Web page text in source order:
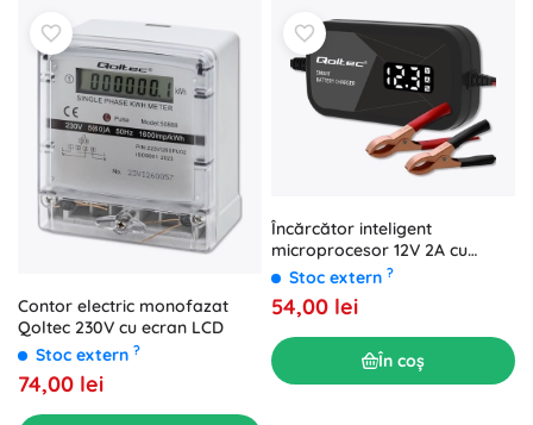
Contor electric monofazat
Qoltec 230V cu ecran LCD
Stoc extern ?
74,00 lei
Încărcător inteligent
microprocesor 12V 2A cu
regenerare pentru
acumulatori AGM și GEL cu
afișaj LCD
Stoc extern ?
54,00 lei
În coș